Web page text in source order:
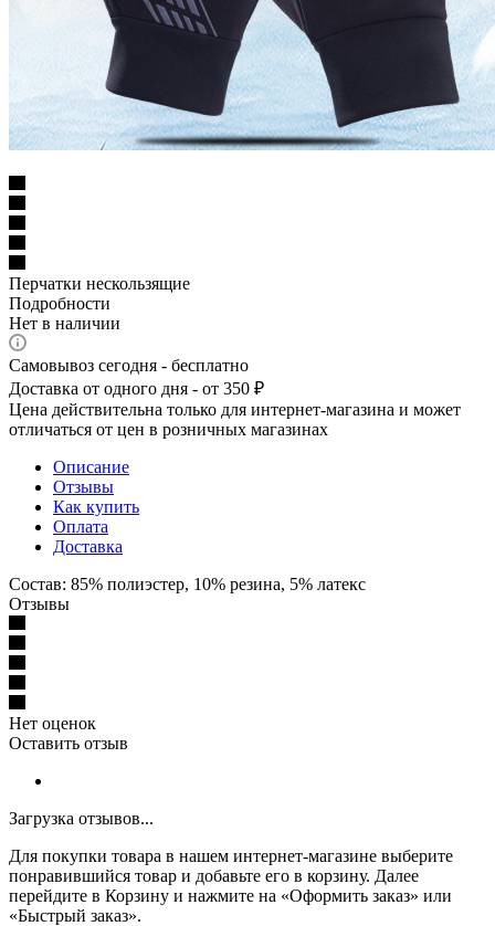
Перчатки нескользящие
Подробности
Нет в наличии
Самовывоз сегодня - бесплатно
Доставка от одного дня - от 350 ₽
Цена действительна только для интернет-магазина и может
отличаться от цен в розничных магазинах
Описание
Отзывы
Как купить
Оплата
Доставка
Состав: 85% полиэстер, 10% резина, 5% латекс
Отзывы
Нет оценок
Оставить отзыв
Загрузка отзывов...
Для покупки товара в нашем интернет-магазине выберите
понравившийся товар и добавьте его в корзину. Далее
перейдите в Корзину и нажмите на «Оформить заказ» или
«Быстрый заказ».